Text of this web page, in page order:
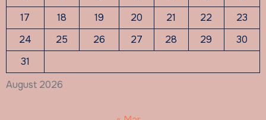
August 2026
17
18 19 20 21 22
23
24
25 26 27 28 29
30
31